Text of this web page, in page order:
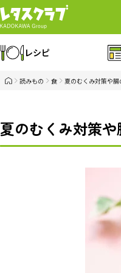
レシピ
読みもの 食 夏のむくみ対策や腸
夏のむくみ対策